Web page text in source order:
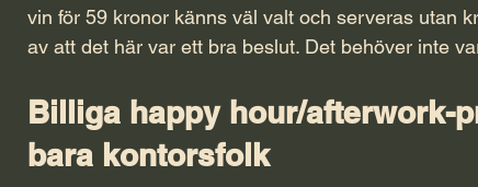
vin för 59 kronor känns väl valt och serveras utan
av att det här var ett bra beslut. Det behöver inte
Billiga happy hour/afterwork-
bara kontorsfolk